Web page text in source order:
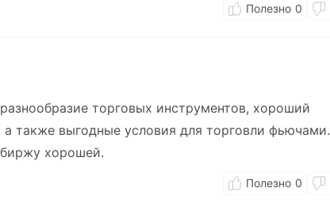
0
торговых инструментов, хороший
а также выгодные условия для торговли фьючами.
биржу хорошей.
0